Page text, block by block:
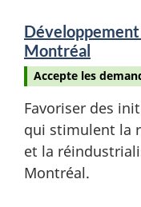
Montréal
Accepte les
Favoriser des
qui stimulent la
et la
Montréal.